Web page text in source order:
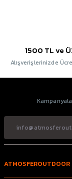
1500 TL ve
Alışverişlerinizde
ATMOSFEROUTDOOR